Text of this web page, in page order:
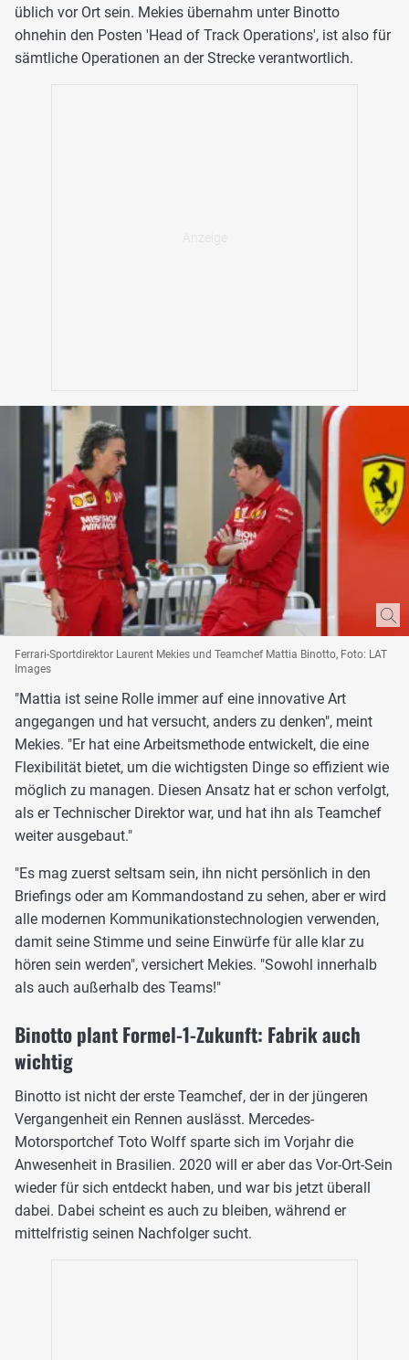
üblich vor Ort sein. Mekies übernahm unter Binotto
ohnehin den Posten 'Head of Track Operations', ist also für
sämtliche Operationen an der Strecke verantwortlich.
Ferrari-Sportdirektor Laurent Mekies und Teamchef Mattia Binotto, Foto: LAT
Images
"Mattia ist seine Rolle immer auf eine innovative Art
angegangen und hat versucht, anders zu denken", meint
Mekies. "Er hat eine Arbeitsmethode entwickelt, die eine
Flexibilität bietet, um die wichtigsten Dinge so effizient wie
möglich zu managen. Diesen Ansatz hat er schon verfolgt,
als er Technischer Direktor war, und hat ihn als Teamchef
weiter ausgebaut."
"Es mag zuerst seltsam sein, ihn nicht persönlich in den
Briefings oder am Kommandostand zu sehen, aber er wird
alle modernen Kommunikationstechnologien verwenden,
damit seine Stimme und seine Einwürfe für alle klar zu
hören sein werden", versichert Mekies. "Sowohl innerhalb
als auch außerhalb des Teams!"
Binotto plant Formel-1-Zukunft: Fabrik auch
wichtig
Binotto ist nicht der erste Teamchef, der in der jüngeren
Vergangenheit ein Rennen auslässt. Mercedes-
Motorsportchef Toto Wolff sparte sich im Vorjahr die
Anwesenheit in Brasilien. 2020 will er aber das Vor-Ort-Sein
wieder für sich entdeckt haben, und war bis jetzt überall
dabei. Dabei scheint es auch zu bleiben, während er
mittelfristig seinen Nachfolger sucht.